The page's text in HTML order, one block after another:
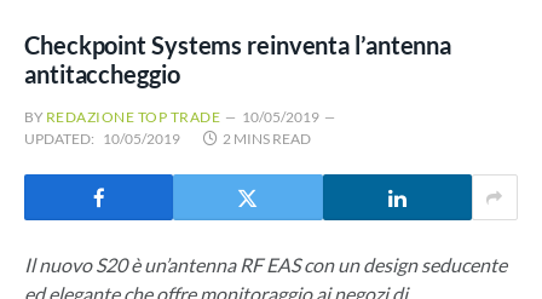
Checkpoint Systems reinventa l’antenna
antitaccheggio
BY REDAZIONE TOP TRADE
10/05/2019
UPDATED: 10/05/2019 2 MINS READ
Il nuovo S20 è un’antenna RF EAS con un design seducente
ed elegante che offre monitoraggio ai negozi di